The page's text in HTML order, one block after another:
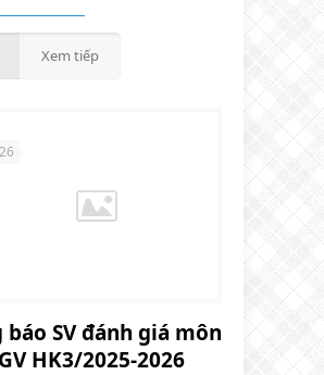
Xem tiếp
báo SV đánh giá môn
HK3/2025-2026